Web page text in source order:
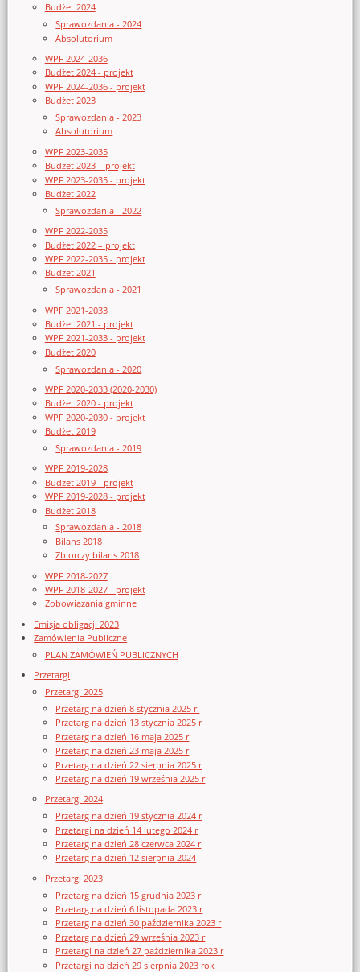
Budżet 2024
Sprawozdania - 2024
Absolutorium
WPF 2024-2036
Budżet 2024 - projekt
WPF 2024-2036 - projekt
Budżet 2023
Sprawozdania - 2023
Absolutorium
WPF 2023-2035
Budżet 2023 – projekt
WPF 2023-2035 - projekt
Budżet 2022
Sprawozdania - 2022
WPF 2022-2035
Budżet 2022 – projekt
WPF 2022-2035 - projekt
Budżet 2021
Sprawozdania - 2021
WPF 2021-2033
Budżet 2021 - projekt
WPF 2021-2033 - projekt
Budżet 2020
Sprawozdania - 2020
WPF 2020-2033 (2020-2030)
Budżet 2020 - projekt
WPF 2020-2030 - projekt
Budżet 2019
Sprawozdania - 2019
WPF 2019-2028
Budżet 2019 - projekt
WPF 2019-2028 - projekt
Budżet 2018
Sprawozdania - 2018
Bilans 2018
Zbiorczy bilans 2018
WPF 2018-2027
WPF 2018-2027 - projekt
Zobowiązania gminne
Emisja obligacji 2023
Zamówienia Publiczne
PLAN ZAMÓWIEŃ PUBLICZNYCH
Przetargi
Przetargi 2025
Przetarg na dzień 8 stycznia 2025 r.
Przetarg na dzień 13 stycznia 2025 r
Przetarg na dzień 16 maja 2025 r
Przetarg na dzień 23 maja 2025 r
Przetarg na dzień 22 sierpnia 2025 r
Przetarg na dzień 19 września 2025 r
Przetargi 2024
Przetarg na dzień 19 stycznia 2024 r
Przetargi na dzień 14 lutego 2024 r
Przetarg na dzień 28 czerwca 2024 r
Przetarg na dzień 12 sierpnia 2024
Przetargi 2023
Przetarg na dzień 15 grudnia 2023 r
Przetarg na dzień 6 listopada 2023 r
Przetarg na dzień 30 października 2023 r
Przetarg na dzień 29 września 2023 r
Przetargi na dzień 27 października 2023 r
Przetargi na dzień 29 sierpnia 2023 rok